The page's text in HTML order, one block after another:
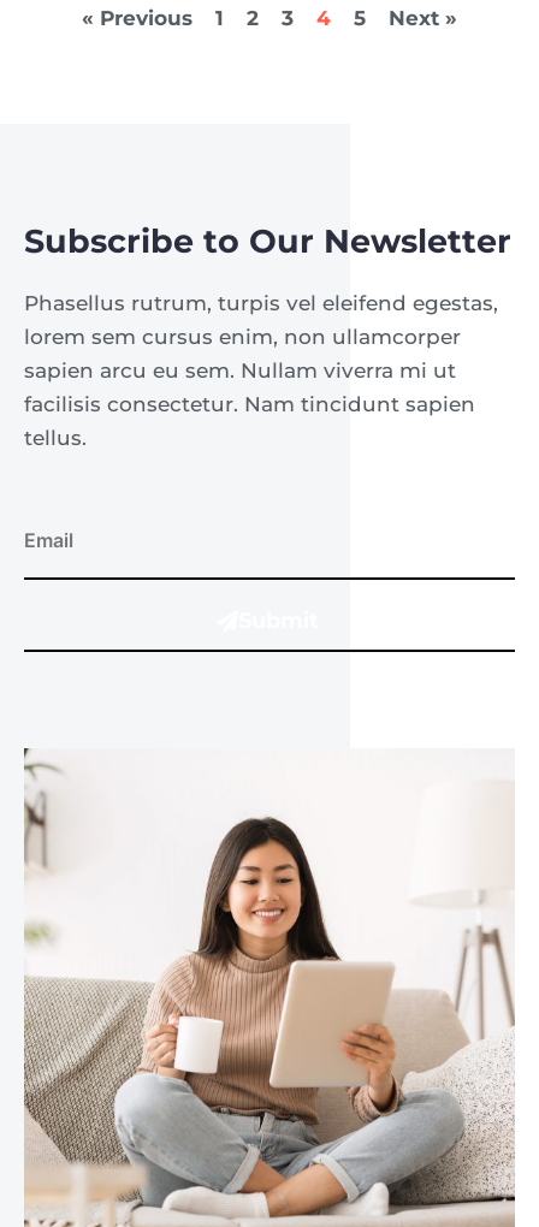
« Previous 1 2 3 4 5 Next »
Subscribe to Our Newsletter
Phasellus rutrum, turpis vel eleifend egestas,
lorem sem cursus enim, non ullamcorper
sapien arcu eu sem. Nullam viverra mi ut
facilisis consectetur. Nam tincidunt sapien
tellus.